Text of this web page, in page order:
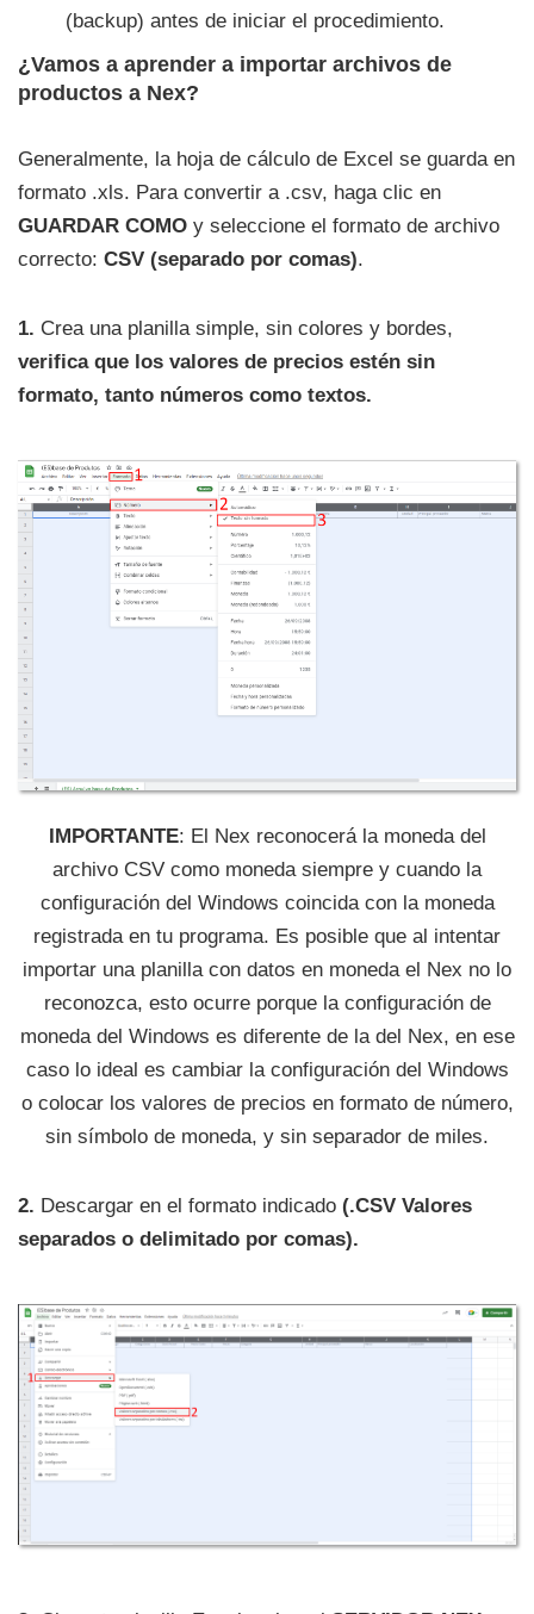
(backup) antes de iniciar el procedimiento.
¿Vamos a aprender a importar archivos de
productos a Nex?
Generalmente, la hoja de cálculo de Excel se guarda en
formato .xls. Para convertir a .csv, haga clic en
GUARDAR COMO y seleccione el formato de archivo
correcto: CSV (separado por comas).
1. Crea una planilla simple, sin colores y bordes,
verifica que los valores de precios estén sin
formato, tanto números como textos.
IMPORTANTE: El Nex reconocerá la moneda del
archivo CSV como moneda siempre y cuando la
configuración del Windows coincida con la moneda
registrada en tu programa. Es posible que al intentar
importar una planilla con datos en moneda el Nex no lo
reconozca, esto ocurre porque la configuración de
moneda del Windows es diferente de la del Nex, en ese
caso lo ideal es cambiar la configuración del Windows
o colocar los valores de precios en formato de número,
sin símbolo de moneda, y sin separador de miles.
2. Descargar en el formato indicado (.CSV Valores
separados o delimitado por comas).